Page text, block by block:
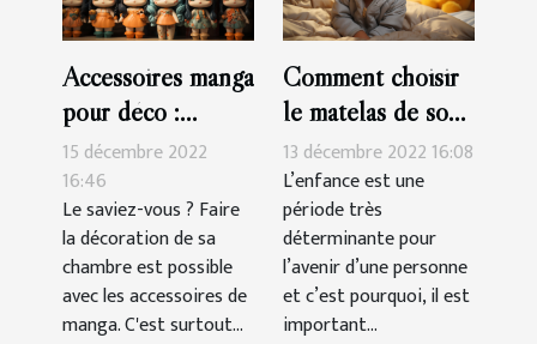
Accessoires manga
pour déco :
parlons-en !
15 décembre 2022
16:46
Le saviez-vous ? Faire
la décoration de sa
chambre est possible
avec les accessoires de
manga. C'est surtout...
Comment choisir
le matelas de son
enfant?
13 décembre 2022 16:08
L’enfance est une
période très
déterminante pour
l’avenir d’une personne
et c’est pourquoi, il est
important...